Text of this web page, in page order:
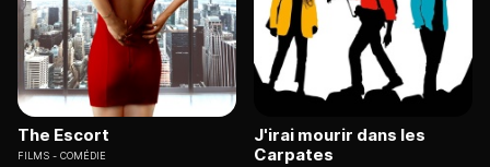
The Escort
FILMS COMÉDIE
J'irai mourir dans les
Carpates